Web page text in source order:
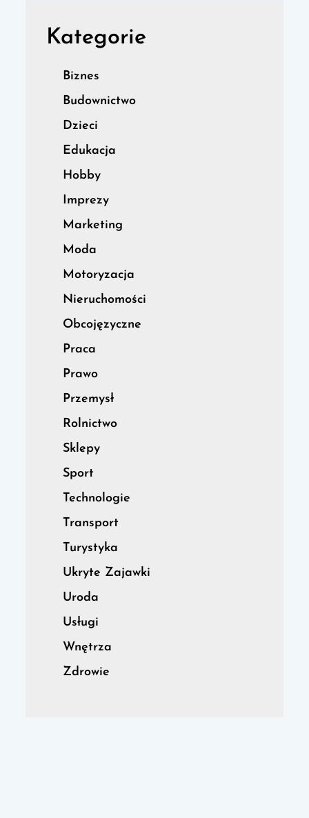
Kategorie
Biznes
Budownictwo
Dzieci
Edukacja
Hobby
Imprezy
Marketing
Moda
Motoryzacja
Nieruchomości
Obcojęzyczne
Praca
Prawo
Przemysł
Rolnictwo
Sklepy
Sport
Technologie
Transport
Turystyka
Ukryte Zajawki
Uroda
Usługi
Wnętrza
Zdrowie